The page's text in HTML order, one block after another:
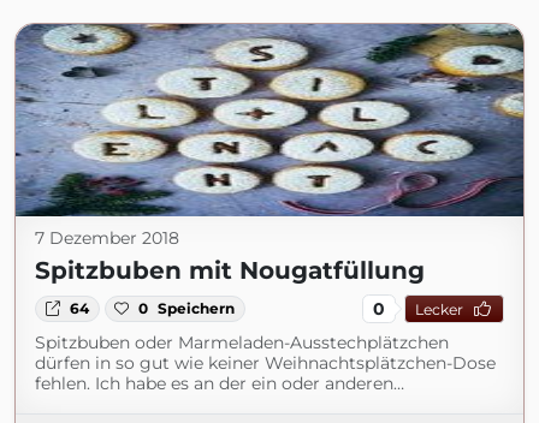
7 Dezember 2018
Spitzbuben mit Nougatfüllung
64 0 Speichern 0 Lecker
Spitzbuben oder Marmeladen-Ausstechplätzchen
dürfen in so gut wie keiner Weihnachtsplätzchen-Dose
fehlen. Ich habe es an der ein oder anderen…